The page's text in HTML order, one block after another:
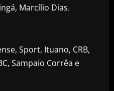
Marcílio Dias.
Sport, Ituano, CRB,
Sampaio Corrêa e